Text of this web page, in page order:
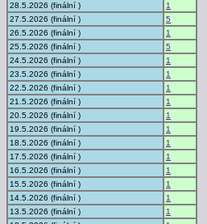
28.5.2026 (finální )
1
27.5.2026 (finální )
5
26.5.2026 (finální )
1
25.5.2026 (finální )
5
24.5.2026 (finální )
1
23.5.2026 (finální )
1
22.5.2026 (finální )
1
21.5.2026 (finální )
1
20.5.2026 (finální )
1
19.5.2026 (finální )
1
18.5.2026 (finální )
1
17.5.2026 (finální )
1
16.5.2026 (finální )
1
15.5.2026 (finální )
1
14.5.2026 (finální )
1
13.5.2026 (finální )
1